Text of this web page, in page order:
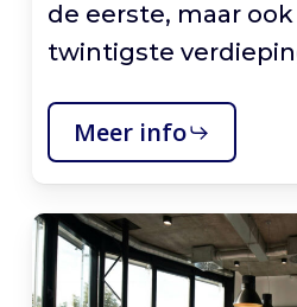
de eerste, maar
twintigste
Meer info